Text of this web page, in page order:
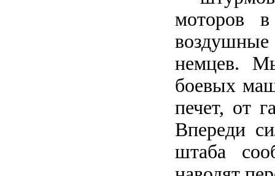
моторов
немцев.
боевых
печет, от
Впереди
штаба